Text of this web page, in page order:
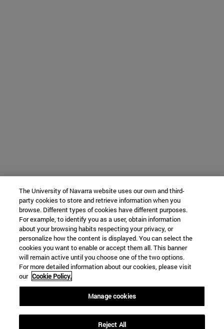
The University of Navarra website uses our own and third-
party cookies to store and retrieve information when you
browse. Different types of cookies have different purposes.
For example, to identify you as a user, obtain information
about your browsing habits respecting your privacy, or
personalize how the content is displayed. You can select the
cookies you want to enable or accept them all. This banner
will remain active until you choose one of the two options.
For more detailed information about our cookies, please visit
our Cookie Policy.
Manage cookies
Reject All